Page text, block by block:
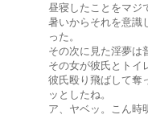
昼寝したことをマジ
暑いからそれを意識
った。
その次に見た淫夢は
その女が彼氏とトイ
彼氏殴り飛ばして奪
ッとしたね。
ア、ヤベッ。こん時